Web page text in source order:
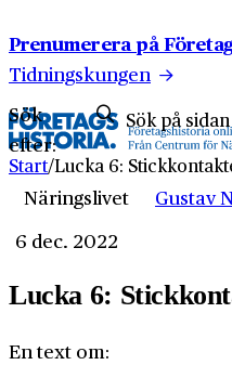
Prenumerera på
Tidningskungen
Sök
efter:
Start/Lucka 6:
Näringslivet
Gustav
6 dec. 2022
Lucka 6:
En text om: